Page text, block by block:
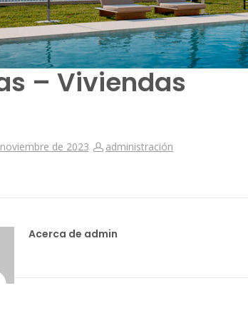
– Viviendas
de 2023 administración
Acerca de admin